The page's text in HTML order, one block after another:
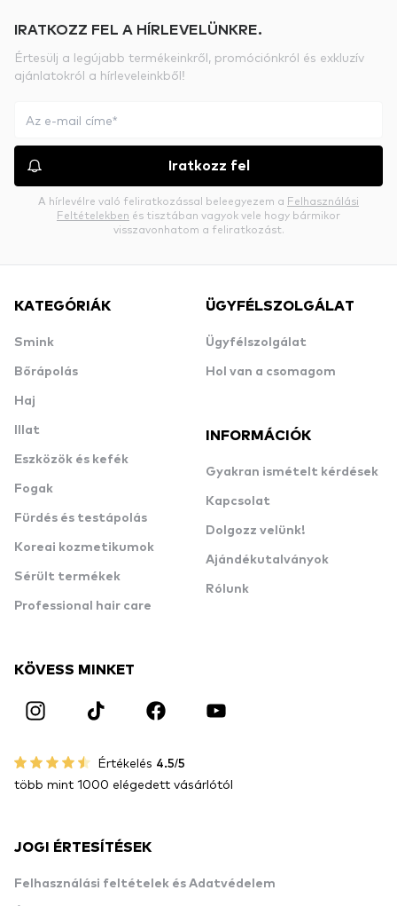
IRATKOZZ FEL A HÍRLEVELÜNKRE.
Értesülj a legújabb termékeinkről, promóciónkról és exkluzív
ajánlatokról a hírleveleinkből!
Iratkozz fel
A hírlevélre való feliratkozással beleegyezem a Felhasználási
Feltételekben és tisztában vagyok vele hogy bármikor
visszavonhatom a feliratkozást.
KATEGÓRIÁK
Smink
Bőrápolás
Haj
Illat
Eszközök és kefék
Fogak
Fürdés és testápolás
Koreai kozmetikumok
Sérült termékek
Professional hair care
ÜGYFÉLSZOLGÁLAT
Ügyfélszolgálat
Hol van a csomagom
INFORMÁCIÓK
Gyakran ismételt kérdések
Kapcsolat
Dolgozz velünk!
Ajándékutalványok
Rólunk
KÖVESS MINKET
Értékelés 4.5/5
több mint 1000 elégedett vásárlótól
JOGI ÉRTESÍTÉSEK
Felhasználási feltételek és Adatvédelem